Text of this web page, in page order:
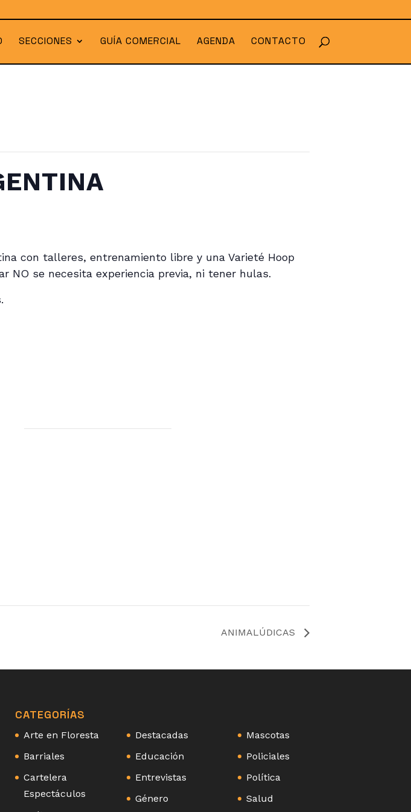
SECCIONES GUÍA COMERCIAL AGENDA CONTACTO
con talleres, entrenamiento libre y una Varieté Hoop
NO se necesita experiencia previa, ni tener hulas.
ANIMALÚDICAS
CATEGORÍAS
Arte en Floresta
Barriales
Cartelera
Espectáculos
Destacadas
Educación
Entrevistas
Género
Mascotas
Policiales
Política
Salud